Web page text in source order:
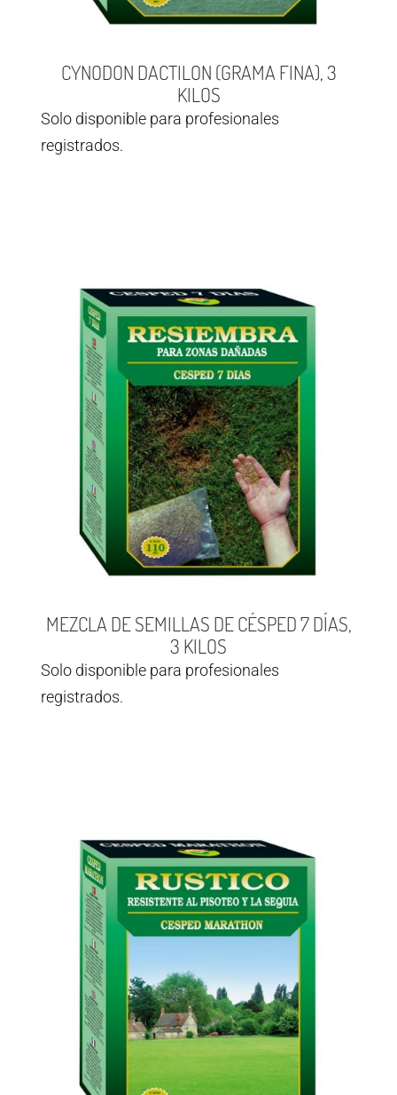
CYNODON DACTILON (GRAMA FINA), 3
KILOS
Solo disponible para profesionales
registrados.
MEZCLA DE SEMILLAS DE CÉSPED 7 DÍAS,
3 KILOS
Solo disponible para profesionales
registrados.